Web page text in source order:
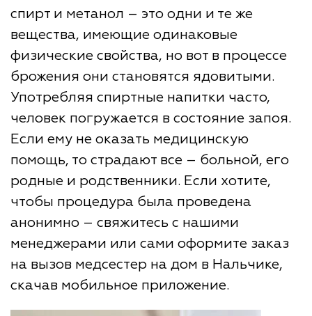
спирт и метанол – это одни и те же
вещества, имеющие одинаковые
физические свойства, но вот в процессе
брожения они становятся ядовитыми.
Употребляя спиртные напитки часто,
человек погружается в состояние запоя.
Если ему не оказать медицинскую
помощь, то страдают все – больной, его
родные и родственники. Если хотите,
чтобы процедура была проведена
анонимно – свяжитесь с нашими
менеджерами или сами оформите заказ
на вызов медсестер на дом в Нальчике,
скачав мобильное приложение.